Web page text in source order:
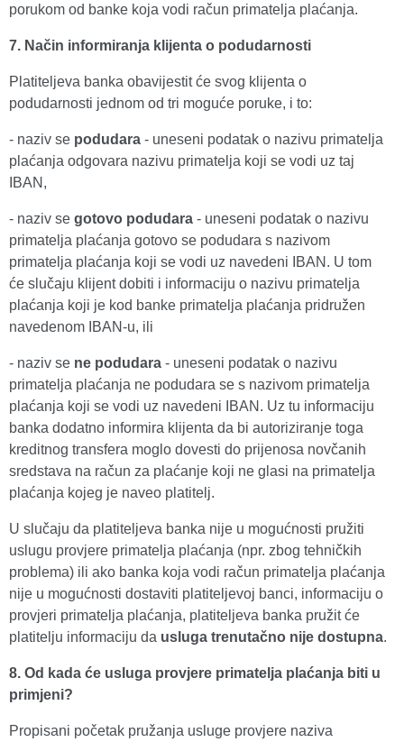
porukom od banke koja vodi račun primatelja plaćanja.
7. Način informiranja klijenta o podudarnosti
Platiteljeva banka obavijestit će svog klijenta o
podudarnosti jednom od tri moguće poruke, i to:
- naziv se podudara - uneseni podatak o nazivu primatelja
plaćanja odgovara nazivu primatelja koji se vodi uz taj
IBAN,
- naziv se gotovo podudara - uneseni podatak o nazivu
primatelja plaćanja gotovo se podudara s nazivom
primatelja plaćanja koji se vodi uz navedeni IBAN. U tom
će slučaju klijent dobiti i informaciju o nazivu primatelja
plaćanja koji je kod banke primatelja plaćanja pridružen
navedenom IBAN-u, ili
- naziv se ne podudara - uneseni podatak o nazivu
primatelja plaćanja ne podudara se s nazivom primatelja
plaćanja koji se vodi uz navedeni IBAN. Uz tu informaciju
banka dodatno informira klijenta da bi autoriziranje toga
kreditnog transfera moglo dovesti do prijenosa novčanih
sredstava na račun za plaćanje koji ne glasi na primatelja
plaćanja kojeg je naveo platitelj.
U slučaju da platiteljeva banka nije u mogućnosti pružiti
uslugu provjere primatelja plaćanja (npr. zbog tehničkih
problema) ili ako banka koja vodi račun primatelja plaćanja
nije u mogućnosti dostaviti platiteljevoj banci, informaciju o
provjeri primatelja plaćanja, platiteljeva banka pružit će
platitelju informaciju da usluga trenutačno nije dostupna.
8. Od kada će usluga provjere primatelja plaćanja biti u
primjeni?
Propisani početak pružanja usluge provjere naziva